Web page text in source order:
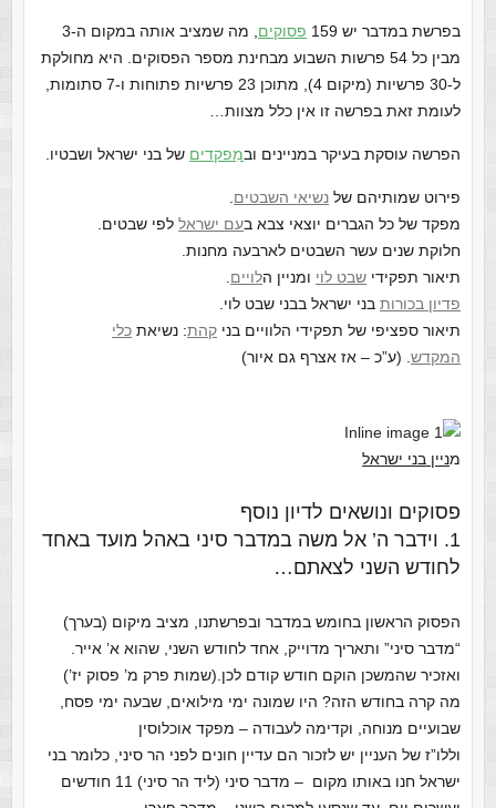
בפרשת במדבר יש 159 פסוקים
, מה שמציב אותה במקום ה-3
מבין כל 54 פרשות השבוע מבחינת מספר הפסוקים. היא מחולקת
ל-30 פרשיות (מיקום 4), מתוכן 23 פרשיות פתוחות ו-7 סתומות,
לעומת זאת בפרשה זו אין כלל מצוות…
הפרשה עוסקת בעיקר במניינים ובמִפקדים של בני ישראל ושבטיו.
פירוט שמותיהם של נשיאי השבטים
מפקד של כל הגברים יוצאי צבא בעם ישראללפי שבטים.
חלוקת שנים עשר השבטים לארבעה מחנות.
תיאור תפקידי שבט לוי ומניין הלויים
פדיון בכורותבני ישראל בבני שבט לוי.
תיאור ספציפי של תפקידי הלוויים בני קהת: נשיאת כלי
המקדש. (ע”כ – אז אצרף גם איור)
מניין בני ישראל
פסוקים ונושאים לדיון נוסף
1. וידבר ה’ אל משה במדבר סיני באהל מועד באחד
לחודש השני לצאתם…
הפסוק הראשון בחומש במדבר ובפרשתנו, מציב מיקום (בערך)
“מדבר סיני” ותאריך מדוייק, אחד לחודש השני, שהוא א’ אייר.
ואזכיר שהמשכן הוקם חודש קודם לכן.(שמות פרק מ’ פסוק יז’)
מה קרה בחודש הזה? היו שמונה ימי מילואים, שבעה ימי פסח,
שבועיים מנוחה, וקדימה לעבודה – מפקד אוכלוסין
וללו”ז של העניין יש לזכור הם עדיין חונים לפני הר סיני, כלומר בני
ישראל חנו באותו מקום – מדבר סיני (ליד הר סיני) 11 חודשים